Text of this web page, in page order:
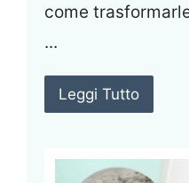
come
...
Leggi Tutto